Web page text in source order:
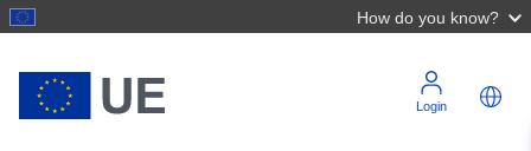
How do you know?
Login